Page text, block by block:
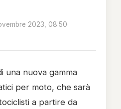
2023, 08:50·
una nuova gamma
per moto, che sarà
a partire da